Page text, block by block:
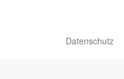
Datenschutz